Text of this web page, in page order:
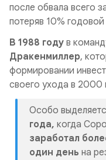
после обвала всего
потеряв 10%
В 1988 году в
Дракенмиллер,
формировании
своего ухода в 2000
Особо
года, когда
заработал
один день на